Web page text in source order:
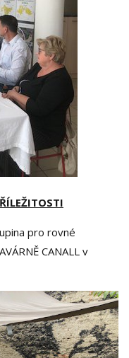
pro rovné
CANALL v